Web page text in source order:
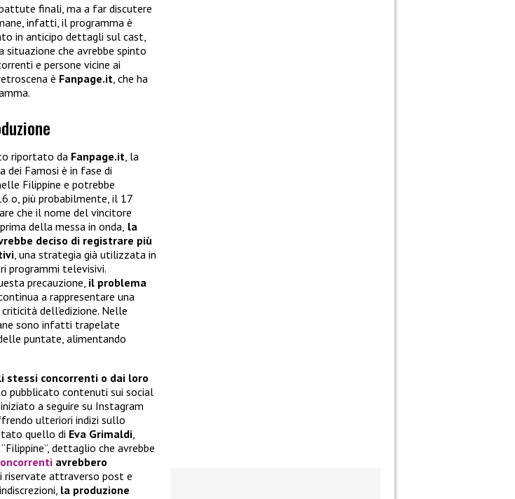
finali, ma a far discutere
infatti, il programma è
in anticipo dettagli sul cast,
situazione che avrebbe spinto
e persone vicine ai
è Fanpage.it , che ha
riportato da Fanpage.it , la
dei Famosi è in fase di
Filippine e potrebbe
o, più probabilmente, il 17
che il nome del vincitore
della messa in onda, la
deciso di registrare più
, una strategia già utilizzata in
programmi televisivi.
precauzione, il problema
a rappresentare una
dell’edizione. Nelle
sono infatti trapelate
puntate, alimentando
concorrenti o dai loro
pubblicato contenuti sui social
a seguire su Instagram
ulteriori indizi sullo
quello di Eva Grimaldi
dettaglio che avrebbe
avrebbero
riservate attraverso post e
la produzione